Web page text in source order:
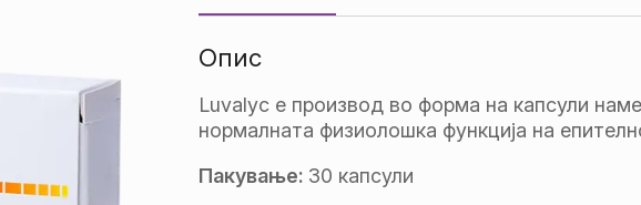
Опис
Luvalyc е производ во форма на капсули
нормалната физиолошка функција на
Пакување: 30 капсули